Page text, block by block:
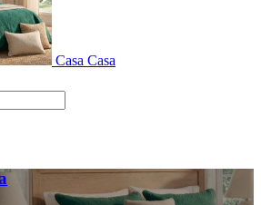
Casa Casa